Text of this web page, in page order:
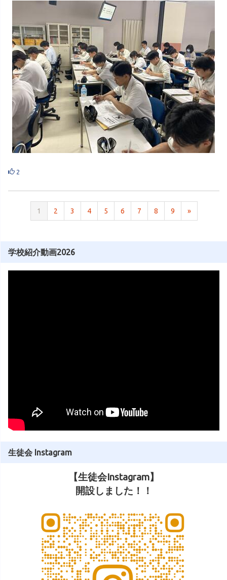
2
1 2 3 4 5 6 7 8 9 »
学校紹介動画2026
生徒会 Instagram
【生徒会Instagram】
開設しました！！